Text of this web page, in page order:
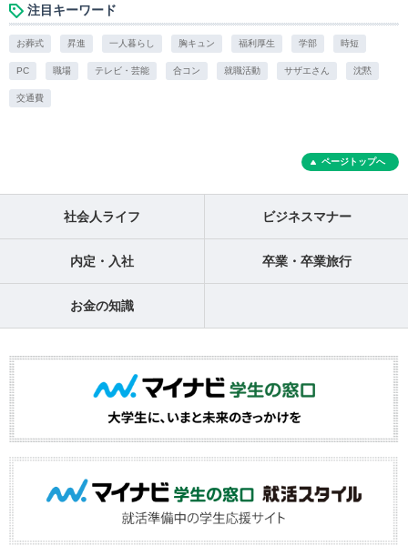
注目キーワード
お葬式 昇進 一人暮らし 胸キュン 福利厚生 学部 時短
PC 職場 テレビ・芸能 合コン 就職活動 サザエさん 沈黙
交通費
ページトップへ
社会人ライフ ビジネスマナー
内定・入社 卒業・卒業旅行
お金の知識